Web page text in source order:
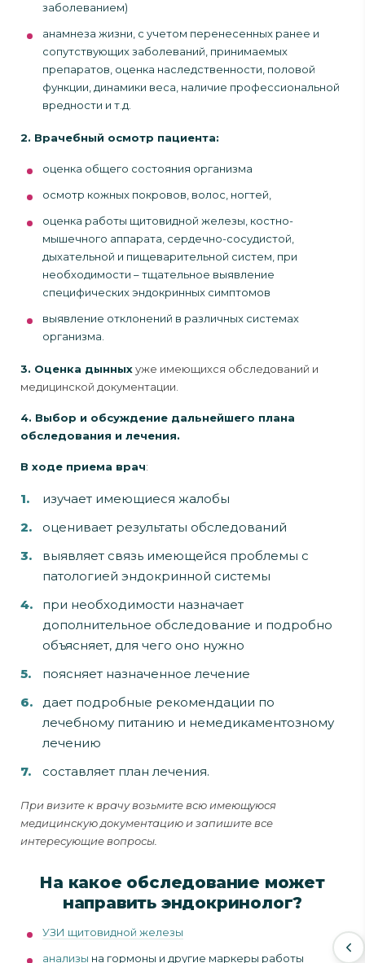
заболеванием)
анамнеза жизни, с учетом перенесенных ранее и
сопутствующих заболеваний, принимаемых
препаратов, оценка наследственности, половой
функции, динамики веса, наличие профессиональной
вредности и т.д.
2. Врачебный осмотр пациента:
оценка общего состояния организма
осмотр кожных покровов, волос, ногтей,
оценка работы щитовидной железы, костно-
мышечного аппарата, сердечно-сосудистой,
дыхательной и пищеварительной систем, при
необходимости – тщательное выявление
специфических эндокринных симптомов
выявление отклонений в различных системах
организма.
3. Оценка дынныхуже имеющихся обследований и
медицинской документации.
4. Выбор и обсуждение дальнейшего плана
обследования и лечения.
В ходе приема врач:
изучает имеющиеся жалобы
оценивает результаты обследований
выявляет связь имеющейся проблемы с
патологией эндокринной системы
при необходимости назначает
дополнительное обследование и подробно
объясняет, для чего оно нужно
поясняет назначенное лечение
дает подробные рекомендации по
лечебному питанию и немедикаментозному
лечению
составляет план лечения.
При визите к врачу возьмите всю имеющуюся
медицинскую документацию и запишите все
интересующие вопросы.
На какое обследование может
направить эндокринолог?
УЗИ щитовидной железы
анализы на гормоны и другие маркеры работы